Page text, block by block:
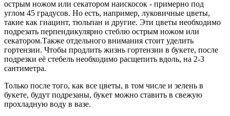
острым ножом или секатором наискосок - примерно под
углом 45 градусов. Но есть, например, луковичные цветы,
такие как гиацинт, тюльпан и другие. Эти цветы необходимо
подрезать перпендикулярно стеблю острым ножом или
секатором.Также отдельного внимания стоит уделить
гортензии. Чтобы продлить жизнь гортензии в букете, после
подрезки её стебель необходимо расщепить вдоль, на 2-3
сантиметра.
Только после того, как все цветы, в том числе и зелень в
букете, будут подрезаны, букет можно ставить в свежую
прохладную воду в вазе.